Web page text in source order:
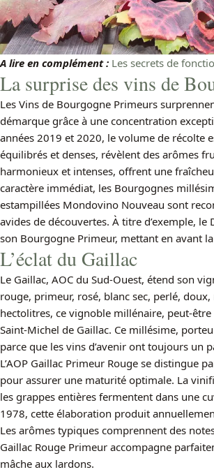
A lire en complément : Les secrets de
La surprise des vins de
Les Vins de Bourgogne Primeurs
démarque grâce à une concentration
années 2019 et 2020, le volume de récolte
équilibrés et denses, révèlent des arômes
harmonieux et intenses, offrent une
caractère immédiat, les Bourgognes
estampillées Mondovino Nouveau sont
avides de découvertes. À titre d’exemple,
son Bourgogne Primeur, mettant en avant
L’éclat du Gaillac
Le Gaillac, AOC du Sud-Ouest, étend son
rouge, primeur, rosé, blanc sec, perlé,
hectolitres, ce vignoble millénaire, peut-être
Saint-Michel de Gaillac. Ce millésime,
parce que les vins d’avenir ont toujours un
L’AOP Gaillac Primeur Rouge se distingue
pour assurer une maturité optimale. La
les grappes entières fermentent dans une
1978, cette élaboration produit
Les arômes typiques comprennent des
Gaillac Rouge Primeur accompagne
mâche aux lardons.